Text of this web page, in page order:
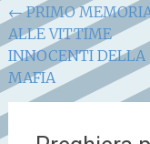
Navigazione
articoli
←PRIMO
ALLE VITTIME
INNOCENTI DELLA
MAFIA